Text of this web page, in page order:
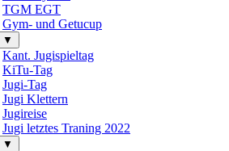
TGM EGT
Gym- und Getucup
▼
Kant. Jugispieltag
KiTu-Tag
Jugi-Tag
Jugi Klettern
Jugireise
Jugi letztes Traning 2022
▼